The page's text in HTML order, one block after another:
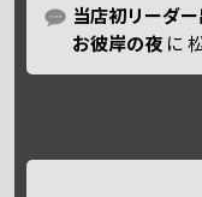
当店初リーダ
お彼岸の夜 に